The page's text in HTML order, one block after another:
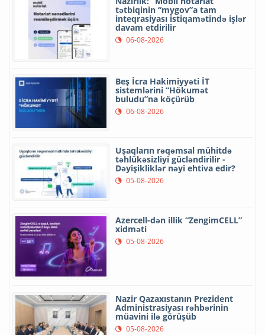
tətbiqinin “mygov”a tam
inteqrasiyası istiqamətində işlər
davam etdirilir
06-08-2026
Beş İcra Hakimiyyəti İT
sistemlərini “Hökumət
buludu”na köçürüb
06-08-2026
Uşaqların rəqəmsal mühitdə
təhlükəsizliyi gücləndirilir -
Dəyişikliklər nəyi ehtiva edir?
05-08-2026
Azercell-dən illik “ZengimCELL”
xidməti
05-08-2026
Nazir Qazaxıstanın Prezident
Administrasiyası rəhbərinin
müavini ilə görüşüb
05-08-2026